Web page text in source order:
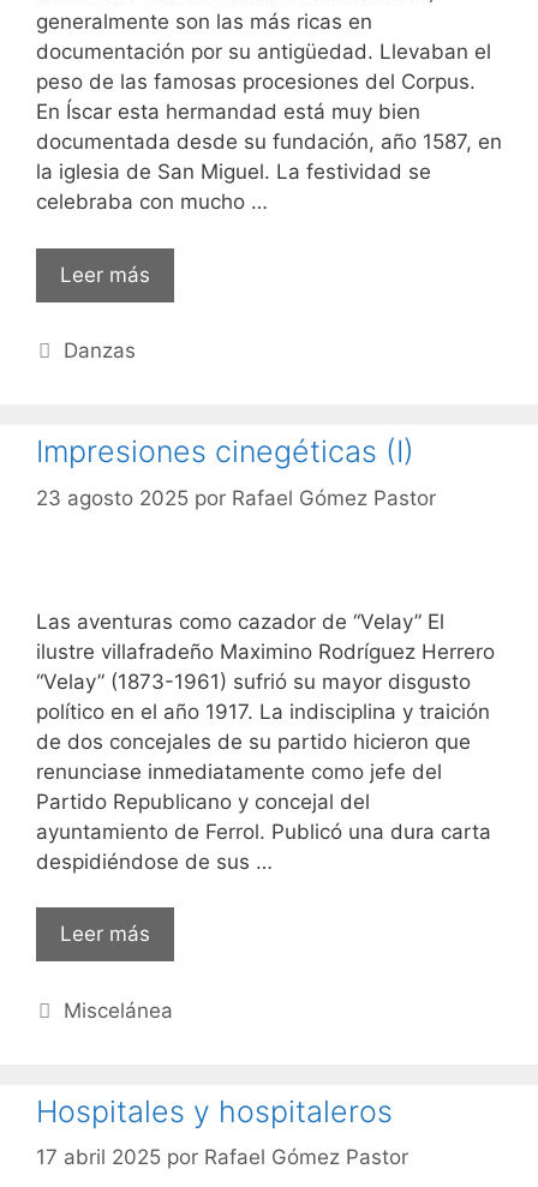
generalmente son las más ricas en
documentación por su antigüedad. Llevaban el
peso de las famosas procesiones del Corpus.
En Íscar esta hermandad está muy bien
documentada desde su fundación, año 1587, en
la iglesia de San Miguel. La festividad se
celebraba con mucho …
Leer más
Categorías
Danzas
Impresiones cinegéticas (I)
23 agosto 2025 por Rafael Gómez Pastor
Las aventuras como cazador de “Velay” El
ilustre villafradeño Maximino Rodríguez Herrero
“Velay” (1873-1961) sufrió su mayor disgusto
político en el año 1917. La indisciplina y traición
de dos concejales de su partido hicieron que
renunciase inmediatamente como jefe del
Partido Republicano y concejal del
ayuntamiento de Ferrol. Publicó una dura carta
despidiéndose de sus …
Leer más
Categorías
Miscelánea
Hospitales y hospitaleros
17 abril 2025 por Rafael Gómez Pastor